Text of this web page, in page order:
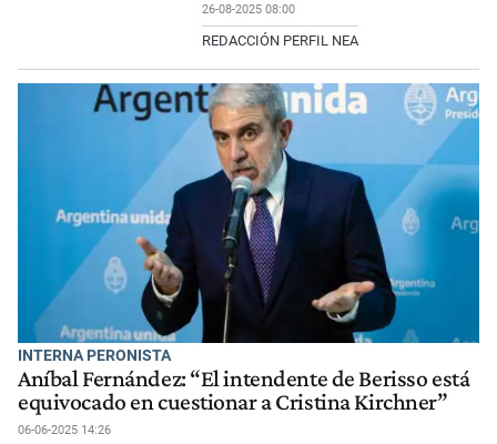
26-08-2025 08:00
REDACCIÓN PERFIL NEA
INTERNA PERONISTA
Aníbal Fernández: “El intendente de Berisso está
equivocado en cuestionar a Cristina Kirchner”
06-06-2025 14:26